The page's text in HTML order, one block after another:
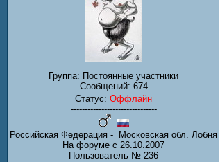
Группа: Постоянные участники
Сообщений: 674
Статус: Оффлайн
-------------------------------
Российская Федерация - Московская обл. Лобня
На форуме с 26.10.2007
Пользователь № 236